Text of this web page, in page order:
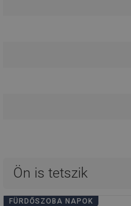
Ön is tetszik
FÜRDŐSZOBA NAPOK